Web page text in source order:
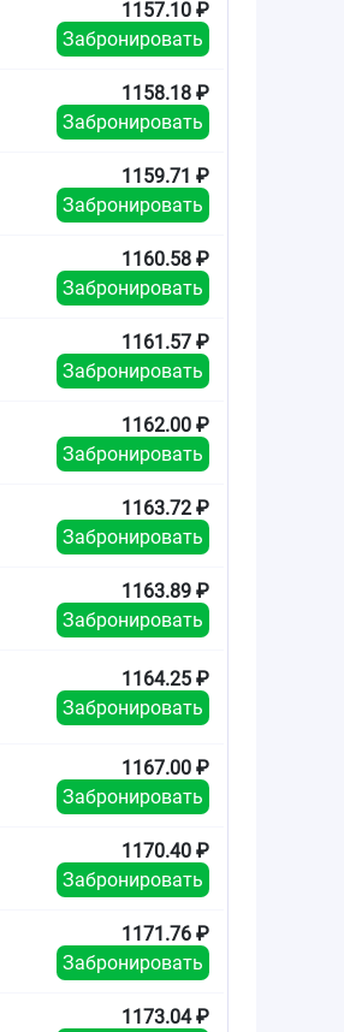
1157.10 ₽
Забронировать
1158.18 ₽
Забронировать
1159.71 ₽
Забронировать
1160.58 ₽
Забронировать
1161.57 ₽
Забронировать
1162.00 ₽
Забронировать
1163.72 ₽
Забронировать
1163.89 ₽
Забронировать
1164.25 ₽
Забронировать
1167.00 ₽
Забронировать
1170.40 ₽
Забронировать
1171.76 ₽
Забронировать
1173.04 ₽